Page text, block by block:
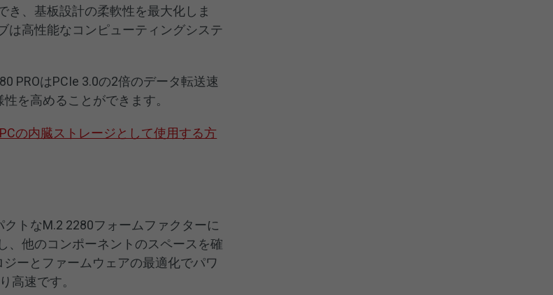
き、基板設計の柔軟性を最大化しま
は高性能なコンピューティングシステ
PROはPCIe 3.0の2倍のデータ転送速
を高めることができます。
の内臓ストレージとして使用する方
トなM.2 2280フォームファクターに
、他のコンポーネントのスペースを確
ーとファームウェアの最適化でパワ
高速です。